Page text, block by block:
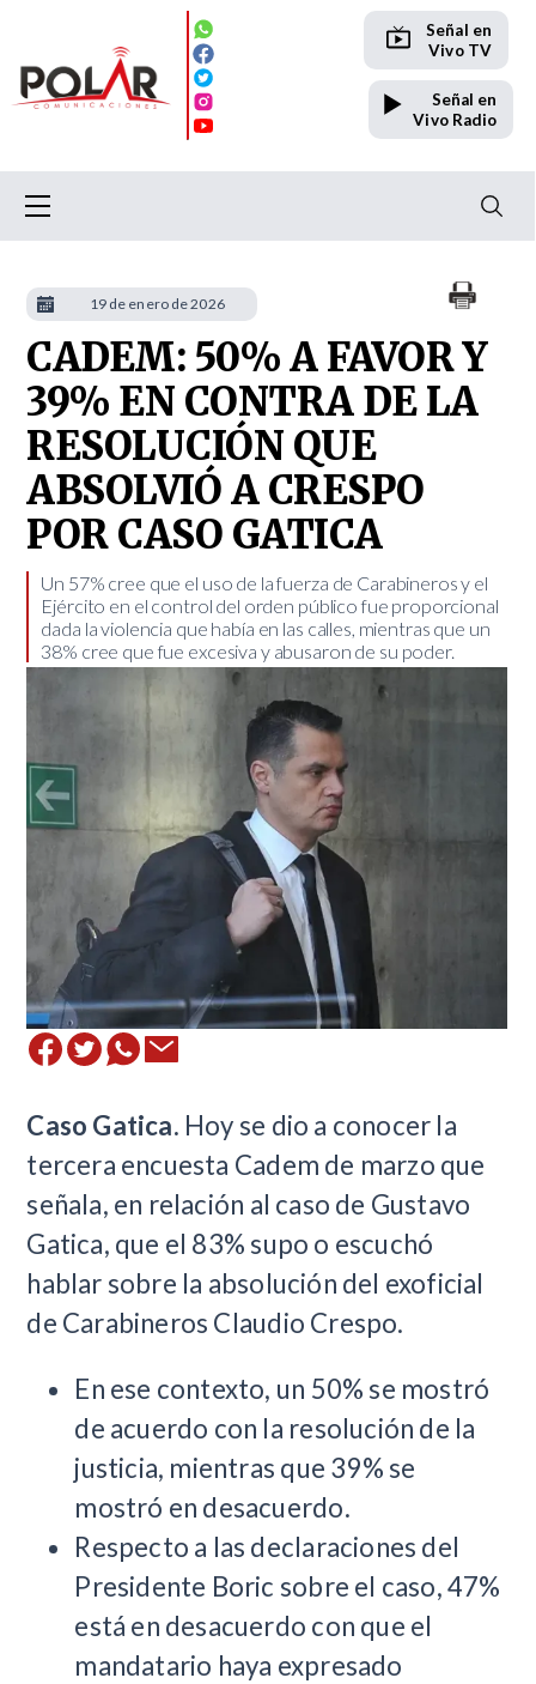
Señal en
Vivo TV
Señal en
Vivo Radio
CADEM: 50% A FAVOR Y
39% EN CONTRA DE LA
RESOLUCIÓN QUE
ABSOLVIÓ A CRESPO
POR CASO GATICA
​Un 57% cree que el uso de la fuerza de Carabineros y el
Ejército en el control del orden público fue proporcional
dada la violencia que había en las calles, mientras que un
38% cree que fue excesiva y abusaron de su poder.
Caso Gatica. Hoy se dio a conocer la
tercera encuesta Cadem de marzo que
señala, en relación al caso de Gustavo
Gatica, que el 83% supo o escuchó
hablar sobre la absolución del exoficial
de Carabineros Claudio Crespo.
En ese contexto, un 50% se mostró
de acuerdo con la resolución de la
justicia, mientras que 39% se
mostró en desacuerdo.
Respecto a las declaraciones del
Presidente Boric sobre el caso, 47%
está en desacuerdo con que el
mandatario haya expresado
19 de enero de 2026